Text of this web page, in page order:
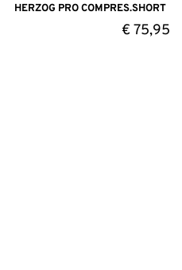
HERZOG PRO COMPRES.SHORT
€75,95